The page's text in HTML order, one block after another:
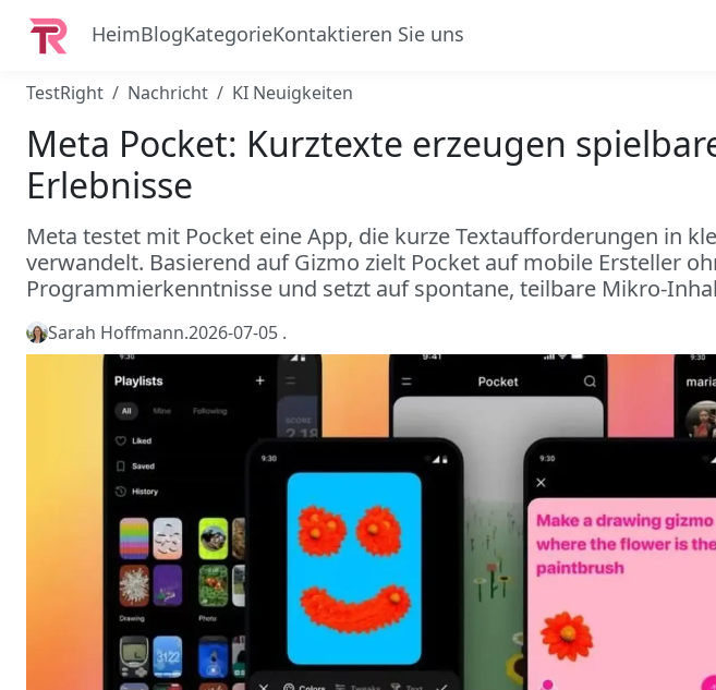
HeimBlogKategorieKontaktieren Sie uns
TestRight Nachricht KI Neuigkeiten
Meta Pocket: Kurztexte erzeugen
Erlebnisse
Meta testet mit Pocket eine App, die kurze Textaufforderungen in
verwandelt. Basierend auf Gizmo zielt Pocket auf mobile Ersteller
Programmierkenntnisse und setzt auf spontane, teilbare Mikro-
Sarah Hoffmann.2026-07-05 .